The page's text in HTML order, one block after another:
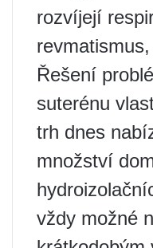
rozvíjejí
Řešení
suterénu
trh dnes
množství
vždy možné